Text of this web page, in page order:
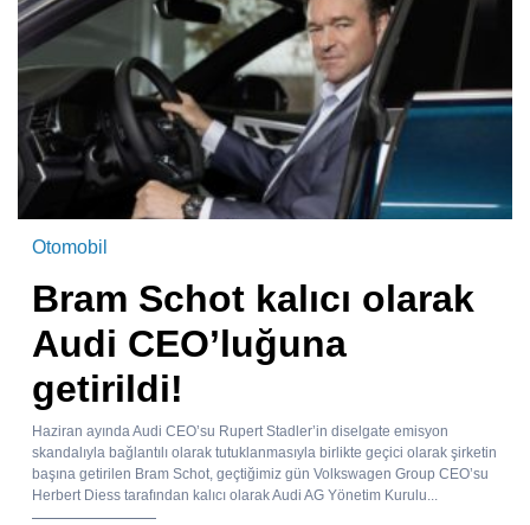
Otomobil
Bram Schot kalıcı olarak
Audi CEO’luğuna
getirildi!
Haziran ayında Audi CEO’su Rupert Stadler’in diselgate emisyon
skandalıyla bağlantılı olarak tutuklanmasıyla birlikte geçici olarak şirketin
başına getirilen Bram Schot, geçtiğimiz gün Volkswagen Group CEO’su
Herbert Diess tarafından kalıcı olarak Audi AG Yönetim Kurulu...